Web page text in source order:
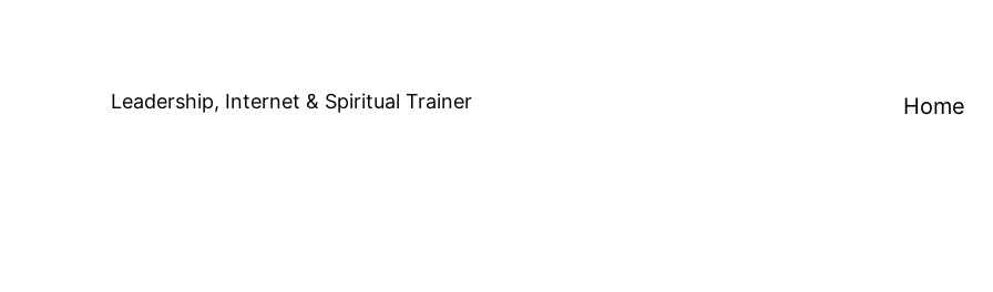
Leadership, Internet & Spiritual Trainer Home